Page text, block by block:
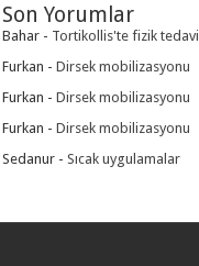
Son Yorumlar
Bahar - Tortikollis'te fizik tedavi
Furkan -Dirsek mobilizasyonu
Furkan -Dirsek mobilizasyonu
Furkan -Dirsek mobilizasyonu
Sedanur -Sıcak uygulamalar